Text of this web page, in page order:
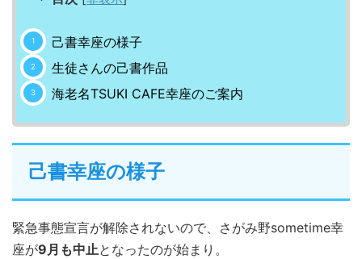
己書幸座の様子
生徒さんの己書作品
海老名TSUKI CAFE幸座のご案内
己書幸座の様子
緊急事態宣言が解除されないので、さがみ野sometime幸
座が9月も中止となったのが始まり。